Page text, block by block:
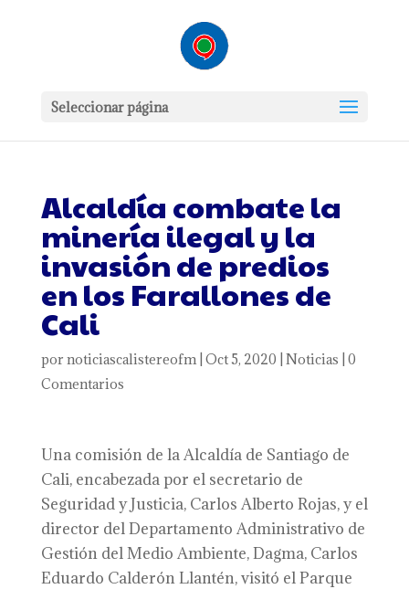
Seleccionar página
Alcaldía combate la
minería ilegal y la
invasión de predios
en los Farallones de
Cali
por noticiascalistereofm| Oct 5, 2020 Noticias 0
Comentarios
Una comisión de la Alcaldía de Santiago de
Cali, encabezada por el secretario de
Seguridad y Justicia, Carlos Alberto Rojas, y el
director del Departamento Administrativo de
Gestión del Medio Ambiente, Dagma, Carlos
Eduardo Calderón Llantén, visitó el Parque